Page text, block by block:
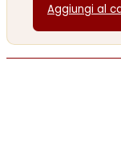
Aggiungi al